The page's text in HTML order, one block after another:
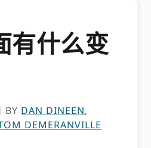
有什么变
BY DAN DINEEN,
DEMERANVILLE